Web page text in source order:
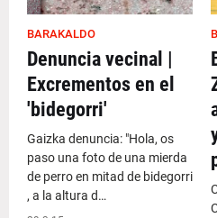
BARAKALDO
Denuncia vecinal |
Excrementos en el
'bidegorri'
Gaizka denuncia: "Hola, os
paso una foto de una mierda
de perro en mitad de bidegorri
, a la altura d…